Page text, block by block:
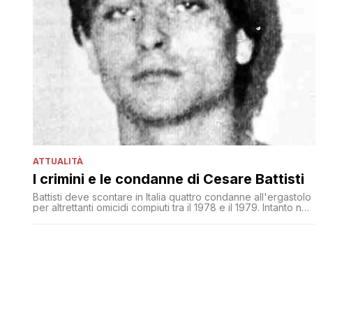
ATTUALITÀ
I crimini e le condanne di Cesare Battisti
Battisti deve scontare in Italia quattro condanne all'ergastolo
per altrettanti omicidi compiuti tra il 1978 e il 1979. Intanto non